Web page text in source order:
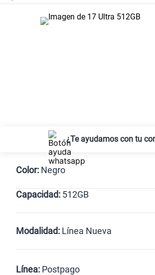
¿Te ayudamos con tu
Color: Negro
Negro
Capacidad: 512GB
512GB
Modalidad: Línea Nueva
Línea: Postpago